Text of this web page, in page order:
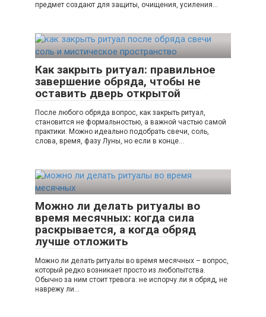
предмет создают для защиты, очищения, усиления…
Как закрыть ритуал: правильное
завершение обряда, чтобы не
оставить дверь открытой
После любого обряда вопрос, как закрыть ритуал,
становится не формальностью, а важной частью самой
практики. Можно идеально подобрать свечи, соль,
слова, время, фазу Луны, но если в конце…
Можно ли делать ритуалы во
время месячных: когда сила
раскрывается, а когда обряд
лучше отложить
Можно ли делать ритуалы во время месячных – вопрос,
который редко возникает просто из любопытства.
Обычно за ним стоит тревога: не испорчу ли я обряд, не
наврежу ли…